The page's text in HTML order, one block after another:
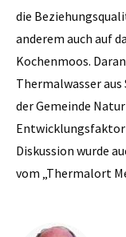
die
anderem auch auf
Kochenmoos.
Thermalwasser
der Gemeinde
Entwicklungsfaktor
Diskussion wurde
vom „Thermalort